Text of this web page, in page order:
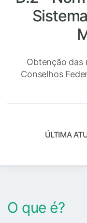
Obtenção das
Conselhos
ÚLTIMA
O que é?